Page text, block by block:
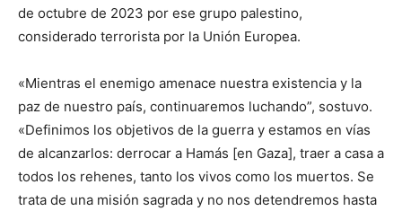
de octubre de 2023 por ese grupo palestino,
considerado terrorista por la Unión Europea.
«Mientras el enemigo amenace nuestra existencia y la
paz de nuestro país, continuaremos luchando”, sostuvo.
«Definimos los objetivos de la guerra y estamos en vías
de alcanzarlos: derrocar a Hamás [en Gaza], traer a casa a
todos los rehenes, tanto los vivos como los muertos. Se
trata de una misión sagrada y no nos detendremos hasta